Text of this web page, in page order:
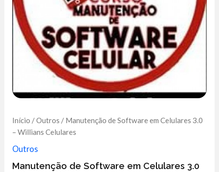
Início /Outros / Manutenção de Software em Celulares 3.0
– Willians Celulares
Outros
Manutenção de Software em Celulares 3.0